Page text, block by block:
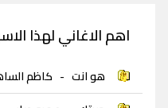
اهم الاغاني لهذا
هو انت - كاظم